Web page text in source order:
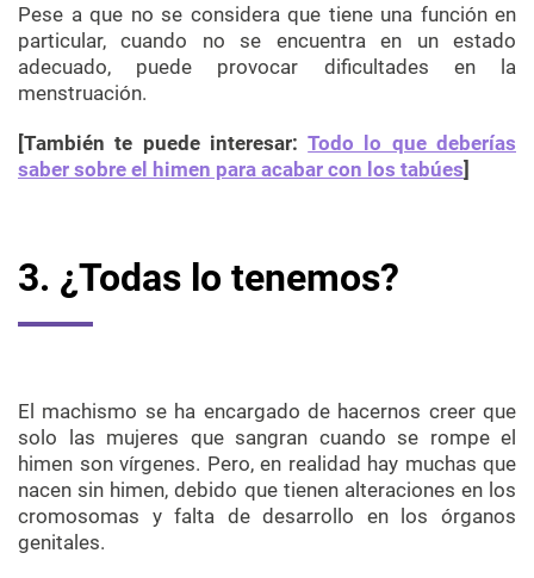
Pese a que no se considera que tiene una función en
particular, cuando no se encuentra en un estado
adecuado, puede provocar dificultades en la
menstruación.
[También te puede interesar:Todo lo que deberías
saber sobre el himen para acabar con los tabúes]
3. ¿Todas lo tenemos?
El machismo se ha encargado de hacernos creer que
solo las mujeres que sangran cuando se rompe el
himen son vírgenes. Pero, en realidad hay muchas que
nacen sin himen, debido que tienen alteraciones en los
cromosomas y falta de desarrollo en los órganos
genitales.